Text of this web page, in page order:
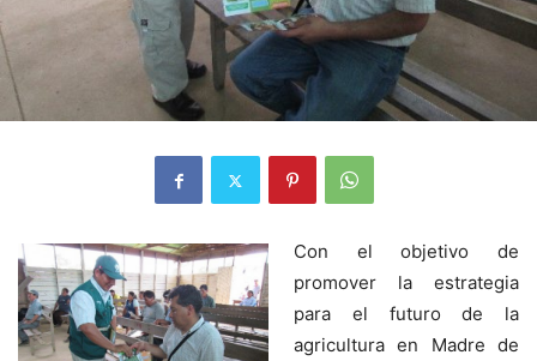
Con el objetivo de
promover la estrategia
para el futuro de la
agricultura en Madre de